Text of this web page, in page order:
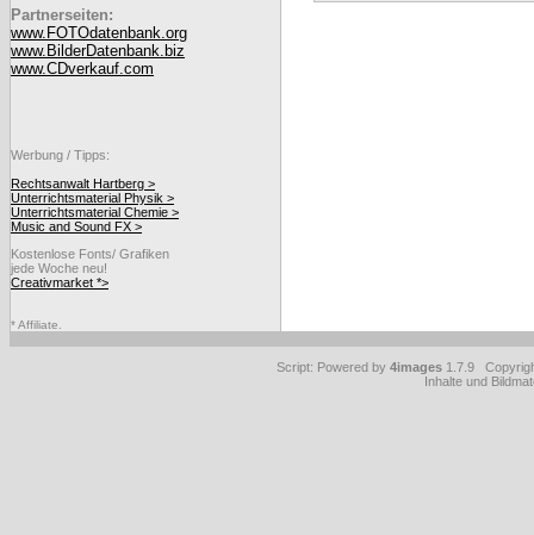
Partnerseiten:
www.FOTOdatenbank.org
www.BilderDatenbank.biz
www.CDverkauf.com
Werbung / Tipps:
Rechtsanwalt Hartberg >
Unterrichtsmaterial Physik >
Unterrichtsmaterial Chemie >
Music and Sound FX >
Kostenlose Fonts/ Grafiken
jede Woche neu!
Creativmarket *>
* Affiliate.
Script: Powered by 4images 1.7.9
Inhalte und